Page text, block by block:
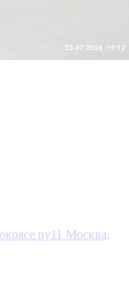
ny11 Москва,